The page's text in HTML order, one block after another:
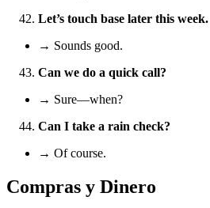
Let’s touch base later this week.
→ Sounds good.
Can we do a quick call?
→ Sure—when?
Can I take a rain check?
→ Of course.
Compras y Dinero